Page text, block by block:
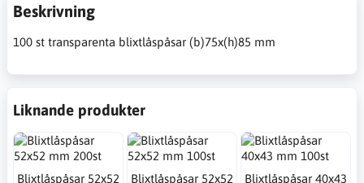
Beskrivning
100 st transparenta blixtlåspåsar (b)75x(h)85 mm
Liknande produkter
Blixtlåspåsar 52x52
Blixtlåspåsar 52x52
Blixtlåspåsar 40x43